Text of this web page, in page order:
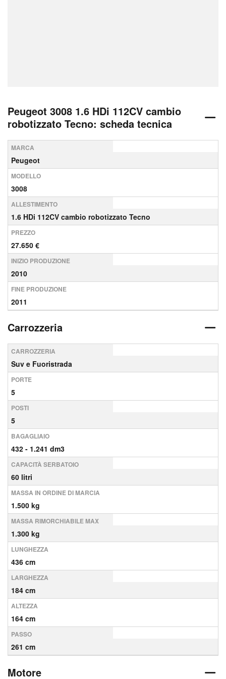
Peugeot 3008 1.6 HDi 112CV cambio
robotizzato Tecno: scheda tecnica
MARCA
Peugeot
MODELLO
3008
ALLESTIMENTO
1.6 HDi 112CV cambio robotizzato Tecno
PREZZO
27.650 €
INIZIO PRODUZIONE
2010
FINE PRODUZIONE
2011
Carrozzeria
CARROZZERIA
Suv e Fuoristrada
PORTE
5
POSTI
5
BAGAGLIAIO
432 - 1.241 dm3
CAPACITÀ SERBATOIO
60 litri
MASSA IN ORDINE DI MARCIA
1.500 kg
MASSA RIMORCHIABILE MAX
1.300 kg
LUNGHEZZA
436 cm
LARGHEZZA
184 cm
ALTEZZA
164 cm
PASSO
261 cm
Motore